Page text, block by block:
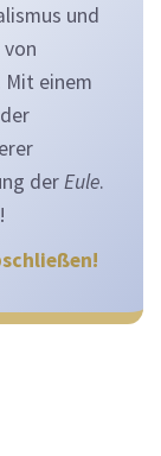
und
einem
derEule.